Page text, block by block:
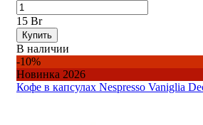
15 Br
Купить
В наличии
-10%
Новинка 2026
Кофе в капсулах Nespresso Vaniglia